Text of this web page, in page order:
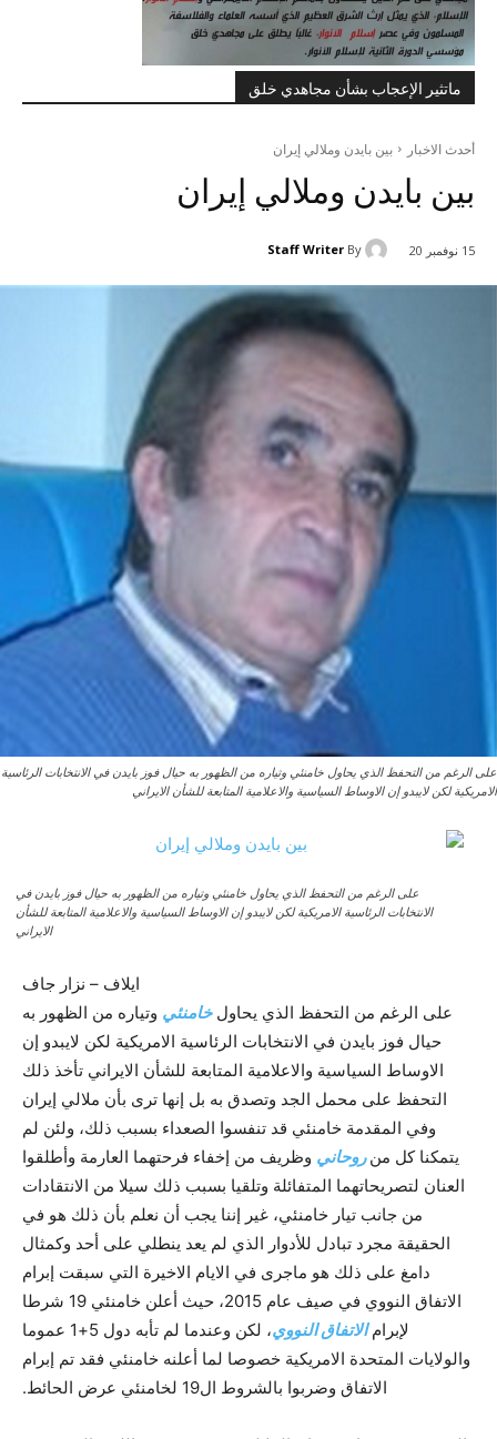
ماتثير الإعجاب بشأن مجاهدي خلق
أحدث الاخبار بين بايدن وملالي إيران
بين بايدن وملالي إيران
15 نوفمبر 20 By
Staff Writer
على الرغم من التحفظ الذي يحاول خامنئي وتياره من الظهور به حيال فوز بايدن في الانتخابات الرئاسية
الامريکية لکن لايبدو إن الاوساط السياسية والاعلامية المتابعة للشأن الايراني
على الرغم من التحفظ الذي يحاول خامنئي وتياره من الظهور به حيال فوز بايدن في
الانتخابات الرئاسية الامريکية لکن لايبدو إن الاوساط السياسية والاعلامية المتابعة للشأن
الايراني
ایلاف – نزار جاف
على الرغم من التحفظ الذي يحاولخامنئي وتياره من الظهور به
حيال فوز بايدن في الانتخابات الرئاسية الامريکية لکن لايبدو إن
الاوساط السياسية والاعلامية المتابعة للشأن الايراني تأخذ ذلك
التحفظ على محمل الجد وتصدق به بل إنها ترى بأن ملالي إيران
وفي المقدمة خامنئي قد تنفسوا الصعداء بسبب ذلك، ولئن لم
يتمکنا کل منروحاني وظريف من إخفاء فرحتهما العارمة وأطلقوا
العنان لتصريحاتهما المتفائلة وتلقيا بسبب ذلك سيلا من الانتقادات
من جانب تيار خامنئي، غير إننا يجب أن نعلم بأن ذلك هو في
الحقيقة مجرد تبادل للأدوار الذي لم يعد ينطلي على أحد وکمثال
دامغ على ذلك هو ماجرى في الايام الاخيرة التي سبقت إبرام
الاتفاق النووي في صيف عام 2015، حيث أعلن خامنئي 19 شرطا
لإبرامالاتفاق النووي
، لکن وعندما لم تأبه دول 5+1 عموما
والولايات المتحدة الامريکية خصوصا لما أعلنه خامنئي فقد تم إبرام
الاتفاق وضربوا بالشروط ال19 لخامنئي عرض الحائط.